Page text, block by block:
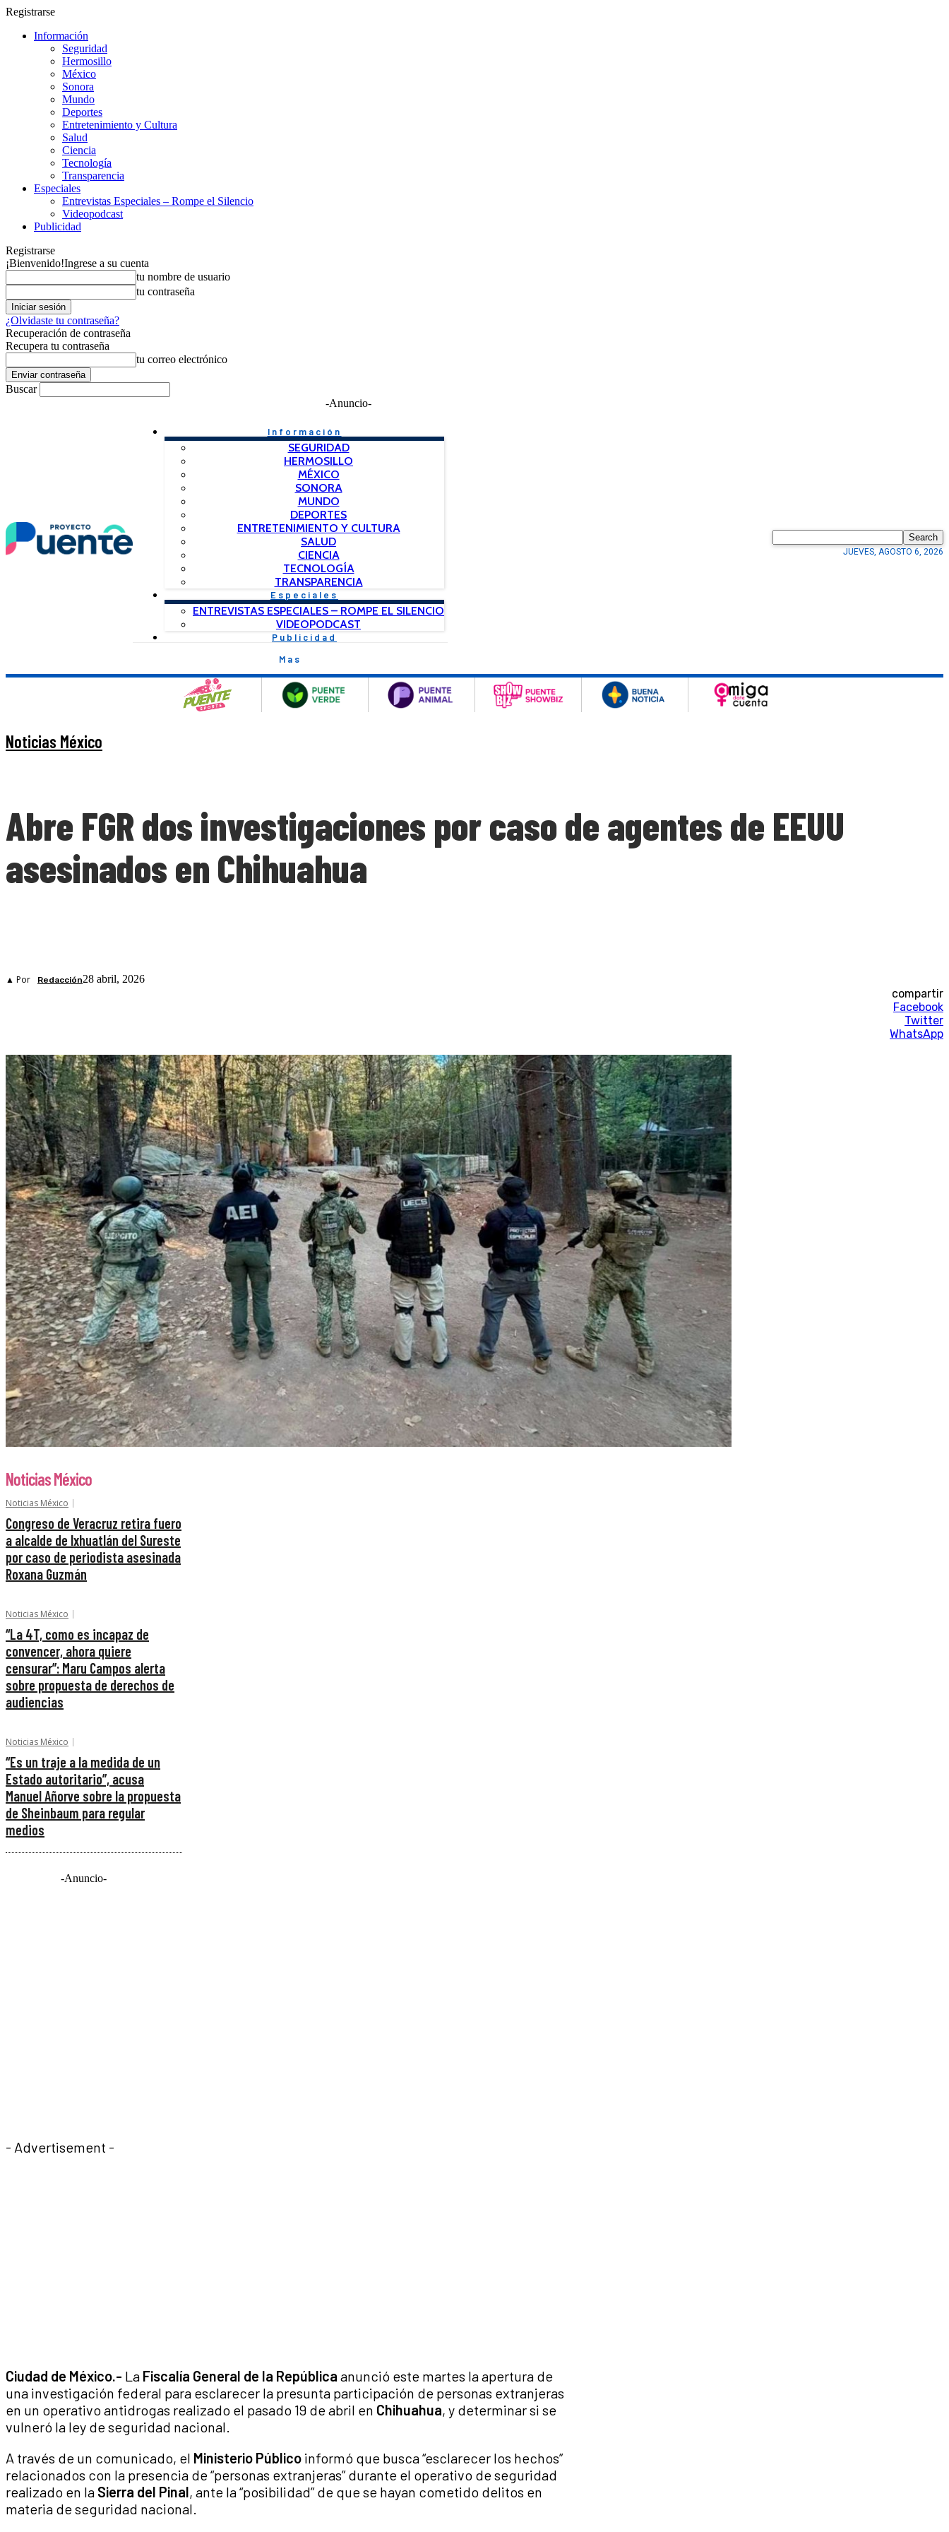
Registrarse
Información
Seguridad
Hermosillo
México
Sonora
Mundo
Deportes
Entretenimiento y Cultura
Salud
Ciencia
Tecnología
Transparencia
Especiales
Entrevistas Especiales – Rompe el Silencio
Videopodcast
Publicidad
Registrarse
¡Bienvenido!Ingrese a su cuenta
tu nombre de usuario
tu contraseña
¿Olvidaste tu contraseña?
Recuperación de contraseña
Recupera tu contraseña
tu correo electrónico
Buscar
-Anuncio-
Información
SEGURIDAD
HERMOSILLO
MÉXICO
SONORA
MUNDO
DEPORTES
ENTRETENIMIENTO Y CULTURA
SALUD
CIENCIA
TECNOLOGÍA
TRANSPARENCIA
Especiales
ENTREVISTAS ESPECIALES – ROMPE EL SILENCIO
VIDEOPODCAST
Publicidad
Mas
Search
JUEVES, AGOSTO 6, 2026
Noticias México
Abre FGR dos investigaciones por caso de agentes de EEUU
asesinados en Chihuahua
▲ Por Redacción28 abril, 2026
compartir
Facebook
Twitter
WhatsApp
Noticias México
Noticias México
Congreso de Veracruz retira fuero
a alcalde de Ixhuatlán del Sureste
por caso de periodista asesinada
Roxana Guzmán
Noticias México
“La 4T, como es incapaz de
convencer, ahora quiere
censurar”: Maru Campos alerta
sobre propuesta de derechos de
audiencias
Noticias México
“Es un traje a la medida de un
Estado autoritario”, acusa
Manuel Añorve sobre la propuesta
de Sheinbaum para regular
medios
-Anuncio-
- Advertisement -
Ciudad de México.- La Fiscalía General de la República anunció este martes la apertura de
una investigación federal para esclarecer la presunta participación de personas extranjeras
en un operativo antidrogas realizado el pasado 19 de abril en Chihuahua, y determinar si se
vulneró la ley de seguridad nacional.
A través de un comunicado, el Ministerio Público informó que busca “esclarecer los hechos”
relacionados con la presencia de “personas extranjeras” durante el operativo de seguridad
realizado en la Sierra del Pinal, ante la “posibilidad” de que se hayan cometido delitos en
materia de seguridad nacional.